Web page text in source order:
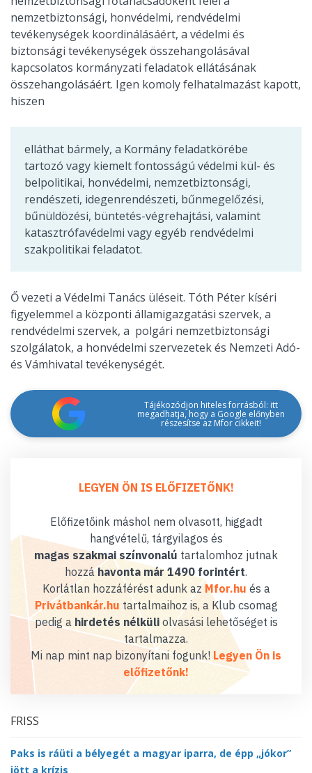
nemzetbiztonsági, honvédelmi, rendvédelmi
tevékenységek koordinálásáért, a védelmi és
biztonsági tevékenységek összehangolásával
kapcsolatos kormányzati feladatok ellátásának
összehangolásáért. Igen komoly felhatalmazást kapott,
hiszen
elláthat bármely, a Kormány feladatkörébe
tartozó vagy kiemelt fontosságú védelmi kül- és
belpolitikai, honvédelmi, nemzetbiztonsági,
rendészeti, idegenrendészeti, bűnmegelőzési,
bűnüldözési, büntetés-végrehajtási, valamint
katasztrófavédelmi vagy egyéb rendvédelmi
szakpolitikai feladatot.
Ő vezeti a Védelmi Tanács üléseit. Tóth Péter kíséri
figyelemmel a központi államigazgatási szervek, a
rendvédelmi szervek, a polgári nemzetbiztonsági
szolgálatok, a honvédelmi szervezetek és Nemzeti Adó-
és Vámhivatal tevékenységét.
Tájékozódjon hiteles forrásból: itt
megadhatja, hogy a Google előnyben
részesítse az Mfor cikkeit!
LEGYEN ÖN IS ELŐFIZETŐNK!
Előfizetőink máshol nem olvasott, higgadt
hangvételű, tárgyilagos és
magas szakmai színvonalú tartalomhoz jutnak
hozzáhavonta már 1490 forintért.
Korlátlan hozzáférést adunk az Mfor.hu és a
Privátbankár.hu tartalmaihoz is, a Klub csomag
pedig a hirdetés nélküliolvasási lehetőséget is
tartalmazza.
Mi nap mint nap bizonyítani fogunk! Legyen Ön is
előfizetőnk!
FRISS
Paks is ráüti a bélyegét a magyar iparra, de épp „jókor”
jött a krízis